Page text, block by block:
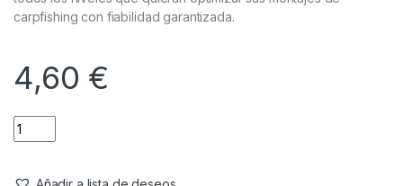
Emerillones & Componentes ,Material Montajes
Referencia del Proveedor:
Los Thinking Anglers PTFE Swivels Nº8